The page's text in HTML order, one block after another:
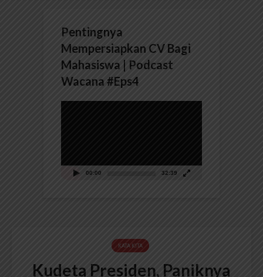
Pentingnya
Mempersiapkan CV Bagi
Mahasiswa | Podcast
Wacana #Eps4
00:00 32:39
KATA KITA
Kudeta Presiden, Paniknya